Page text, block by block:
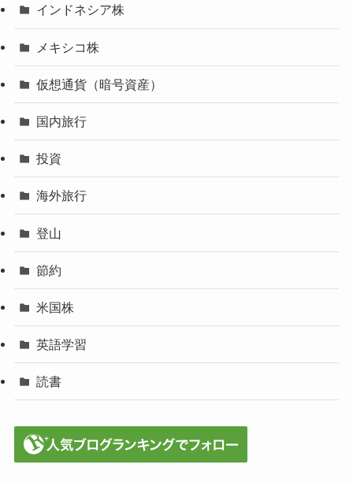
インドネシア株
メキシコ株
仮想通貨（暗号資産）
国内旅行
投資
海外旅行
登山
節約
米国株
英語学習
読書